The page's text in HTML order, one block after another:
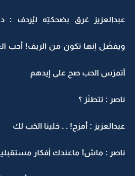
عبدالعزيز غرق بضحكتِه ليُردف :
ويفضَل إنها تكون من الريف! أحب
أتمرَس الحب صح على إيدهم
ناصر : تتطنَز ؟
عبدالعزيز : أمزح! . . خلينا الحُب لك
ناصر : ماش! ماعندك أفكار